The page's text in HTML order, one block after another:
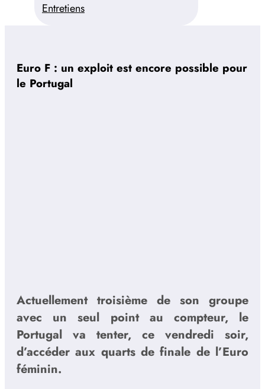
Entretiens
Euro F : un exploit est encore possible pour
le Portugal
Actuellement troisième de son groupe
avec un seul point au compteur, le
Portugal va tenter, ce vendredi soir,
d’accéder aux quarts de finale de l’Euro
féminin.